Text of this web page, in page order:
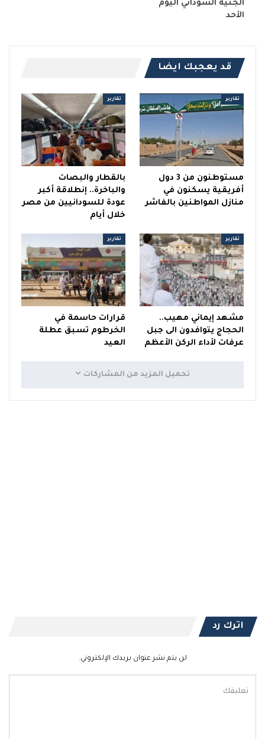
الجنيه السوداني اليوم
الأحد
قد يعجبك ايضا
تقارير
مستوطنون من 3 دول
أفريقية يسكنون في
منازل المواطنين بالفاشر
تقارير
بالقطار والبصات
والباخرة.. إنطلاقة أكبر
عودة للسودانيين من مصر
خلال أيام
تقارير
مشهد إيماني مهيب..
الحجاج يتوافدون الى جبل
عرفات لأداء الركن الأعظم
تقارير
قرارات حاسمة في
الخرطوم تسبق عطلة
العيد
تحميل المزيد من المشاركات
اترك رد
لن يتم نشر عنوان بريدك الإلكتروني.